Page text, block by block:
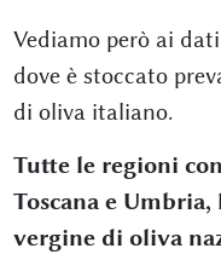
Vediamo però ai
dove è stoccato
di oliva italiano.
Tutte le regioni
Toscana e
vergine di oliva